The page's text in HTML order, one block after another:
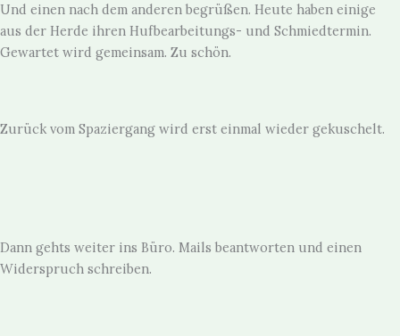
Und einen nach dem anderen begrüßen. Heute haben einige
aus der Herde ihren Hufbearbeitungs- und Schmiedtermin.
Gewartet wird gemeinsam. Zu schön.
Zurück vom Spaziergang wird erst einmal wieder gekuschelt.
Dann gehts weiter ins Büro. Mails beantworten und einen
Widerspruch schreiben.